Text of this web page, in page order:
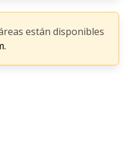
están disponibles